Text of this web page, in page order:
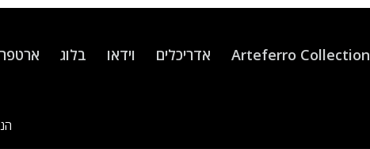
Arteferro Collection אדריכלים וידאו בלוג